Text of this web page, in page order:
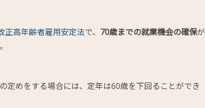
正高年齢者雇用安定法で、 70歳までの就業機会の確保が
定めをする場合には、定年は60歳を下回ることができ